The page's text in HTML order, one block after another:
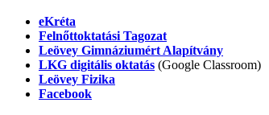
eKréta
Felnőttoktatási Tagozat
Leövey Gimnáziumért Alapítvány
LKG digitális oktatás (Google Classroom)
Leövey Fizika
Facebook